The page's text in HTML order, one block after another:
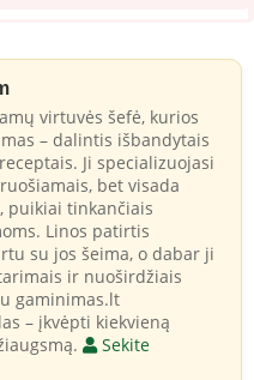
virtuvės šefė, kurios
– dalintis išbandytais
Ji specializuojasi
bet visada
puikiai tinkančiais
Linos patirtis
su jos šeima, o dabar ji
ir nuoširdžiais
gaminimas.lt
– įkvėpti kiekvieną
Sekite